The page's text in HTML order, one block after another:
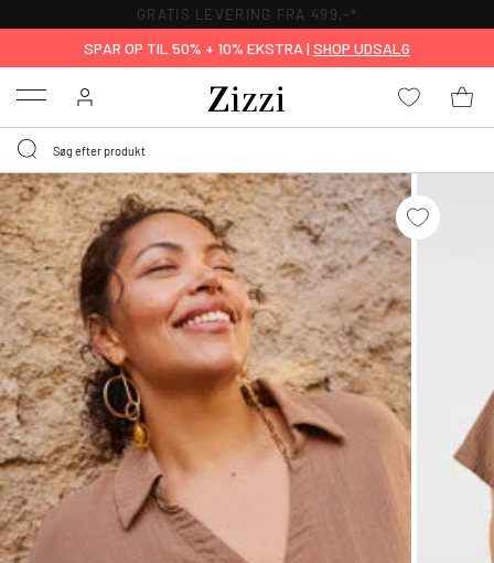
GRATIS LEVERING FRA 499,-*
SPAR OP TIL 50% + 10% EKSTRA | SHOP UDSALG
Menu